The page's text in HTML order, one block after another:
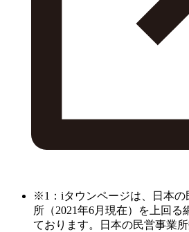
※1：iタウンページは、日本の
所（2021年6月現在）を上回る
ております。日本の民営事業